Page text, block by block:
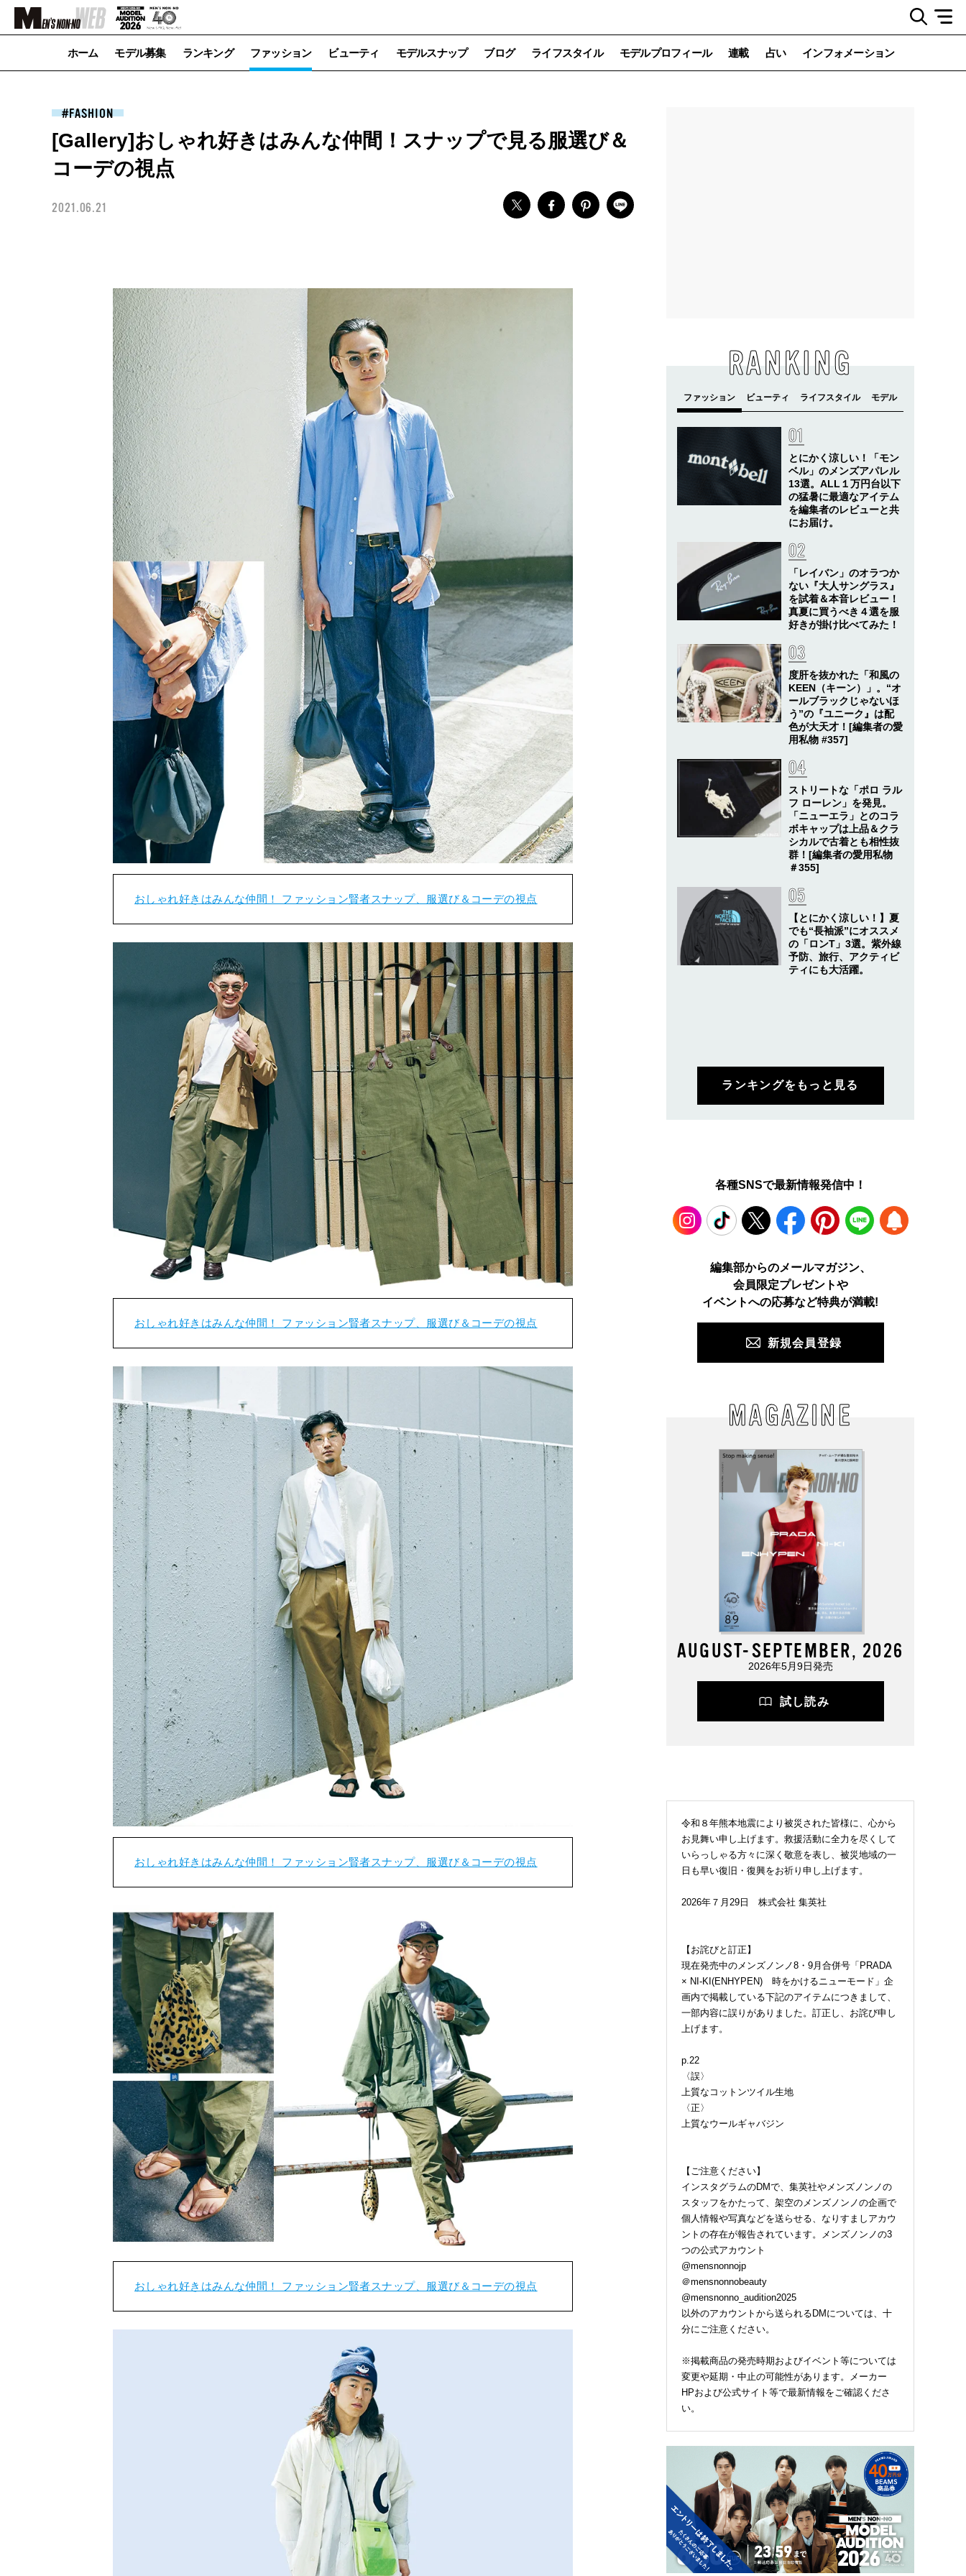
ホーム モデル募集 ランキング ファッション ビューティ モデルスナップ ブログ ライフスタイル モデルプロフィール 連載 占い インフォメーション
FASHION
[Gallery]おしゃれ好きはみんな仲間！スナップで見る服選び＆
コーデの視点
2021.06.21
おしゃれ好きはみんな仲間！ ファッション賢者スナップ、服選び＆コーデの視点
おしゃれ好きはみんな仲間！ ファッション賢者スナップ、服選び＆コーデの視点
おしゃれ好きはみんな仲間！ ファッション賢者スナップ、服選び＆コーデの視点
おしゃれ好きはみんな仲間！ ファッション賢者スナップ、服選び＆コーデの視点
RANKING
とにかく涼しい！「モン
ベル」のメンズアパレル
13選。ALL１万円台以下
の猛暑に最適なアイテム
を編集者のレビューと共
にお届け。
「レイバン」のオラつか
ない『大人サングラス』
を試着＆本音レビュー！
真夏に買うべき４選を服
好きが掛け比べてみた！
度肝を抜かれた「和風の
KEEN（キーン）」。“オ
ールブラックじゃないほ
う”の『ユニーク』は配
色が大天才！[編集者の愛
用私物 #357]
ストリートな「ポロ ラル
フ ローレン」を発見。
「ニューエラ」とのコラ
ボキャップは上品＆クラ
シカルで古着とも相性抜
群！[編集者の愛用私物
＃355]
【とにかく涼しい！】夏
でも“長袖派”にオススメ
の「ロンT」3選。紫外線
予防、旅行、アクティビ
ティにも大活躍。
ランキングをもっと見る
各種SNSで最新情報発信中！
TikTok Facebook Pinterest LINE
編集部からのメールマガジン、
会員限定プレゼントや
イベントへの応募など特典が満載!
新規会員登録
MAGAZINE
AUGUST-SEPTEMBER, 2026
2026年5月9日発売
試し読み
令和８年熊本地震により被災された皆様に、心から
お見舞い申し上げます。救援活動に全力を尽くして
いらっしゃる方々に深く敬意を表し、被災地域の一
日も早い復旧・復興をお祈り申し上げます。
2026年７月29日 株式会社 集英社
【お詫びと訂正】
現在発売中のメンズノンノ8・9月合併号「PRADA
× NI-KI(ENHYPEN) 時をかけるニューモード」企
画内で掲載している下記のアイテムにつきまして、
一部内容に誤りがありました。訂正し、お詫び申し
上げます。
p.22
〈誤〉
上質なコットンツイル生地
〈正〉
上質なウールギャバジン
【ご注意ください】
インスタグラムのDMで、集英社やメンズノンノの
スタッフをかたって、架空のメンズノンノの企画で
個人情報や写真などを送らせる、なりすましアカウ
ントの存在が報告されています。メンズノンノの3
つの公式アカウント
@mensnonnojp
＠mensnonnobeauty
@mensnonno_audition2025
以外のアカウントから送られるDMについては、十
分にご注意ください。
※掲載商品の発売時期およびイベント等については
変更や延期・中止の可能性があります。メーカー
HPおよび公式サイト等で最新情報をご確認くださ
い。